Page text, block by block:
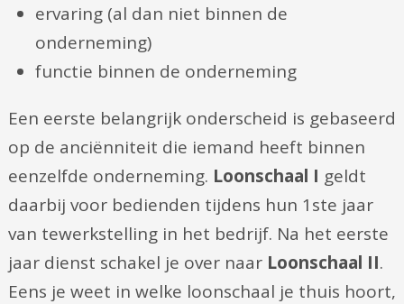
ervaring (al dan niet binnen de
onderneming)
functie binnen de onderneming
Een eerste belangrijk onderscheid is gebaseerd
op de anciënniteit die iemand heeft binnen
eenzelfde onderneming. Loonschaal I geldt
daarbij voor bedienden tijdens hun 1ste jaar
van tewerkstelling in het bedrijf. Na het eerste
jaar dienst schakel je over naar Loonschaal II.
Eens je weet in welke loonschaal je thuis hoort,